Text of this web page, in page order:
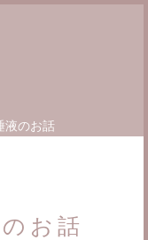
液のお話
お話